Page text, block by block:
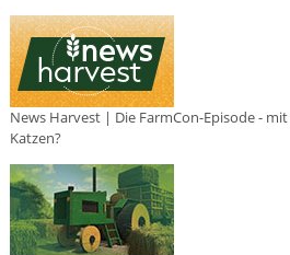
News Harvest | Die FarmCon-Episode -
Katzen?